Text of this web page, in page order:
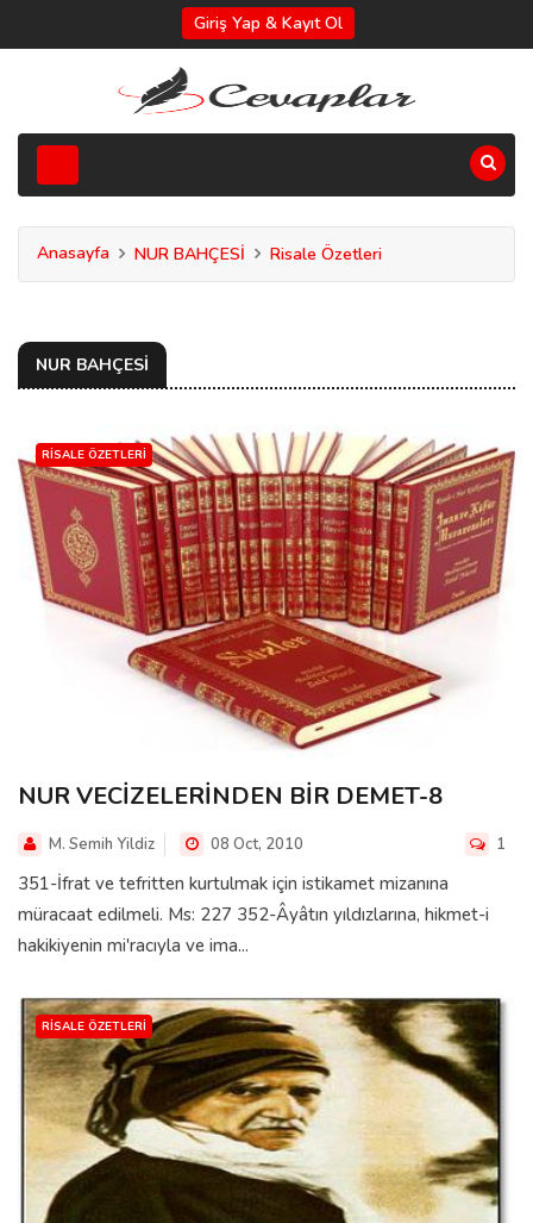
Giriş Yap & Kayıt Ol
Anasayfa NUR BAHÇESİ Risale Özetleri
NUR BAHÇESİ
RISALE ÖZETLERI
NUR VECİZELERİNDEN BİR DEMET-8
M. Semih Yildiz 08 Oct, 2010 1
351-İfrat ve tefritten kurtulmak için istikamet mizanına
müracaat edilmeli. Ms: 227 352-Âyâtın yıldızlarına, hikmet-i
hakikiyenin mi'racıyla ve ima...
RISALE ÖZETLERI